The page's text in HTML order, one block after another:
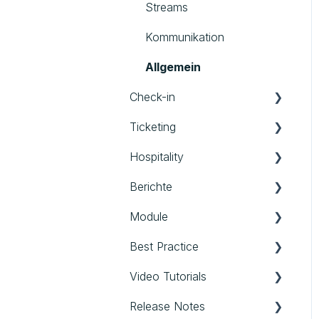
Referenten
Fotos
Externe Assets
Streams
Kommunikation
Allgemein
Check-in
Check-in App
Backoffice Check-in
Scan Agent App
Ticketing
Tickets
Hospitality
Hospitality
Berichte
Berichte
Module
Module
Best Practice
Best Practice
Video Tutorials
Login & erste Schritte
Release Notes